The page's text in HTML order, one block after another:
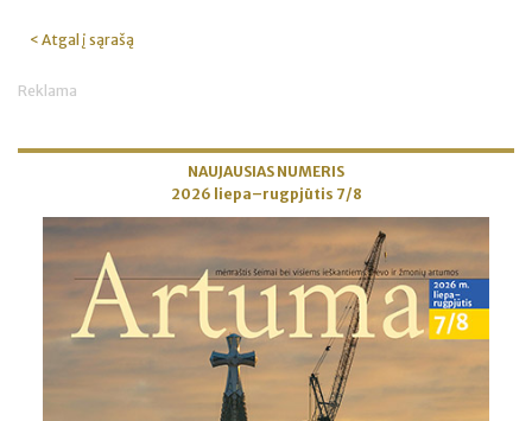
< Atgal į sąrašą
Reklama
NAUJAUSIAS NUMERIS
2026 liepa–rugpjūtis 7/8